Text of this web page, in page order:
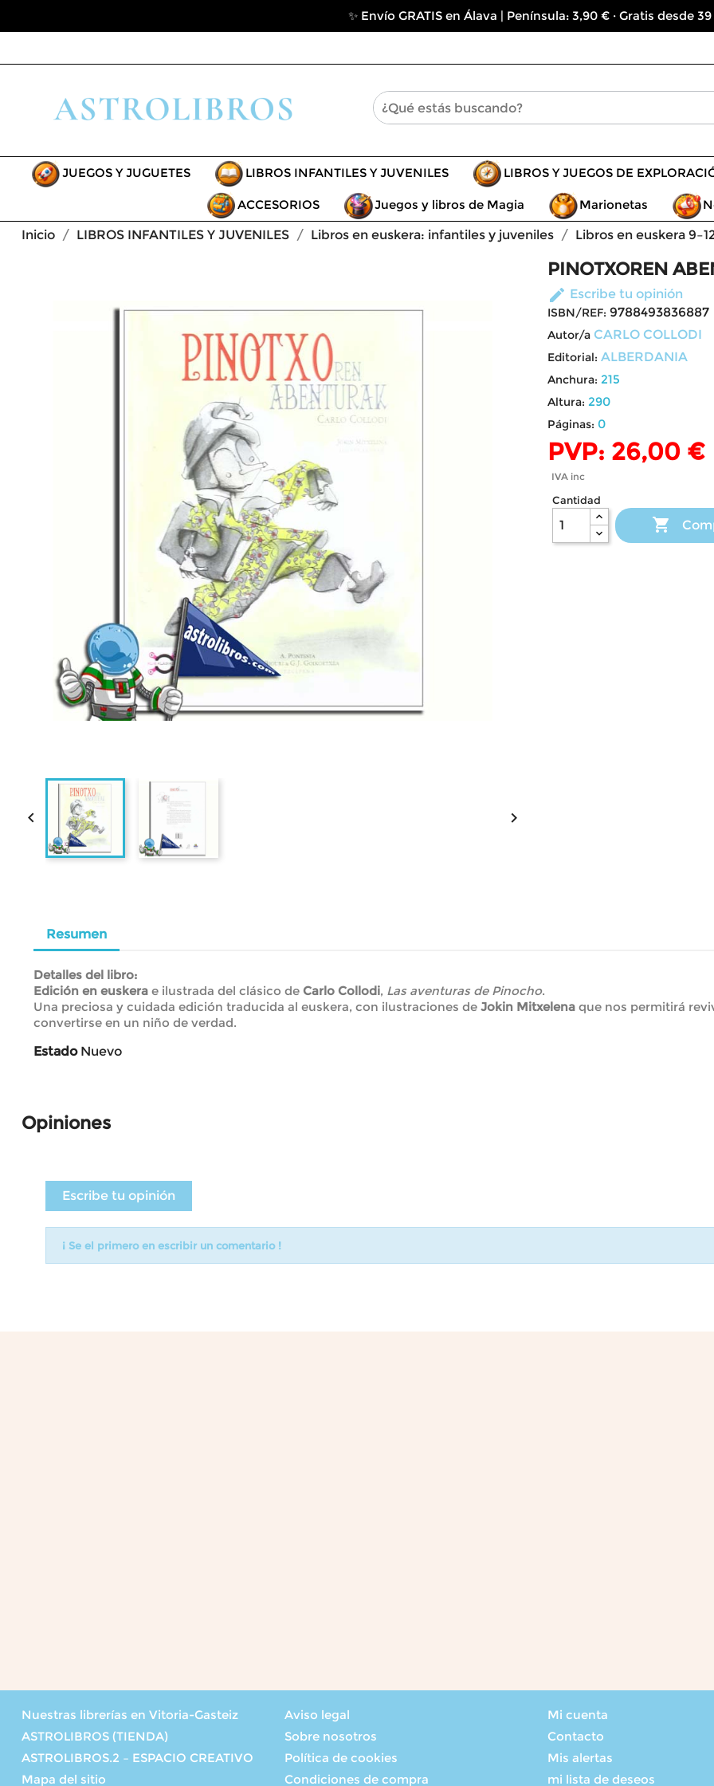
✨ Envío GRATIS en Álava | Península: 3,90 € · Gratis desde
JUEGOS Y JUGUETES LIBROS INFANTILES Y JUVENILES LIBROS Y JUEGOS DE
ACCESORIOS Juegos y libros de Magia Marionetas
Inicio
LIBROS INFANTILES Y JUVENILES Libros en euskera: infantiles y juveniles Libros en euskera
 
PINOTXOREN
edit Escribe tu opinión
ISBN/REF: 9788493836887
Autor/a CARLO COLLODI
Editorial: ALBERDANIA
Anchura: 215
Altura: 290
Páginas: 0
PVP: 26,00 €
IVA inc
Cantidad

Resumen
Detalles del libro:
Edición en euskera e ilustrada del clásico de Carlo Collodi, Las aventuras de Pinocho.
Una preciosa y cuidada edición traducida al euskera, con ilustraciones de Jokin Mitxelena que nos permitirá
convertirse en un niño de verdad.
Estado Nuevo
Opiniones
Escribe tu opinión
¡ Se el primero en escribir un comentario !
Nuestras librerías en Vitoria-Gasteiz
ASTROLIBROS (TIENDA)
ASTROLIBROS.2 – ESPACIO CREATIVO
Mapa del sitio
Aviso legal
Sobre nosotros
Política de cookies
Condiciones de compra
Mi cuenta
Contacto
Mis alertas
mi lista de deseos